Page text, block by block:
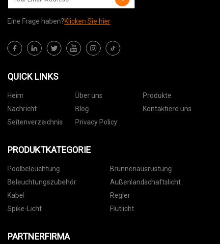
Eine Frage haben?Klicken Sie hier
QUICK LINKS
Heim Über uns
Produkte
Nachricht
Blog
Kontaktiere uns
Seitenverzeichnis
Privacy Policy
PRODUKTKATEGORIE
Poolbeleuchtung
Brunnenausrüstung
Beleuchtungszubehör
Außenlandschaftslicht
Kabel
Regler
Spike-Licht
Flutlicht
PARTNERFIRMA